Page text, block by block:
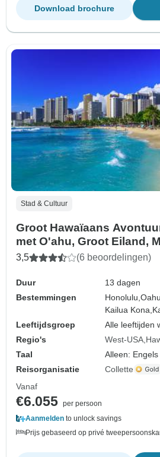
Download brochure
Stad & Cultuur
Groot Hawaïaans
met O'ahu, Groot Eiland,
(Honolulu, HI naar Lihue,
3,5 (6 beoordelingen)
Duur
13 dagen
Bestemmingen
Honolulu,
Kailua Kona,
Leeftijdsgroep
Alle leeftijden
Regio's
West-USA
Taal
Alleen: Engels
Reisorganisatie
Collette
Vanaf
€6.055 per persoon
Aanmelden to unlock savings
Prijs gebaseerd op privé